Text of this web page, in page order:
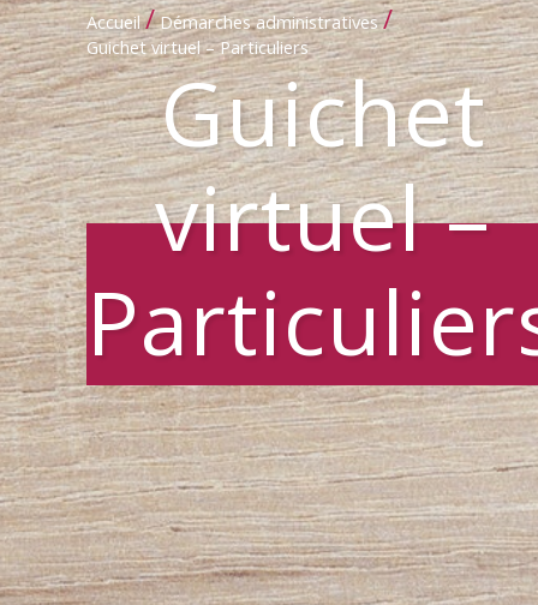
Accueil / Démarches administratives /
Guichet virtuel – Particuliers
Guichet
virtuel –